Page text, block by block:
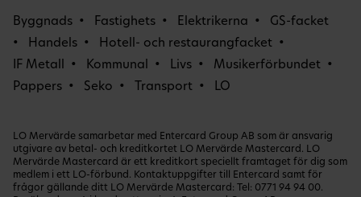
Byggnads Fastighets Elektrikerna
GS-facket
Handels
Hotell- och restaurangfacket
IF Metall
Kommunal Livs
Musikerförbundet
Pappers
Seko Transport LO
LO Mervärde samarbetar med Entercard Group AB som är ansvarig
utgivare av betal- och kreditkortet LO Mervärde Mastercard. LO
Mervärde Mastercard är ett kreditkort speciellt framtaget för dig som
medlem i ett LO-förbund. Kontaktuppgifter till Entercard samt för
frågor gällande ditt LO Mervärde Mastercard: Tel: 0771 94 94 00.